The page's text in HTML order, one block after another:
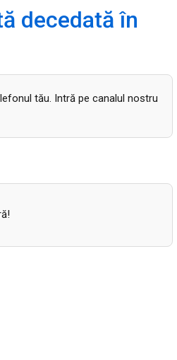
decedată în
tău. Intră pe canalul nostru